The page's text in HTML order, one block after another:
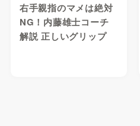
右手親指のマメは絶対
NG！内藤雄士コーチ
解説 正しいグリップ